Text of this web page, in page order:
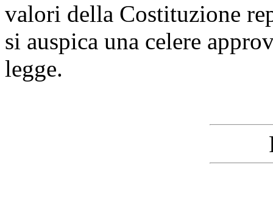
valori della Costituzione
si auspica una celere
legge.